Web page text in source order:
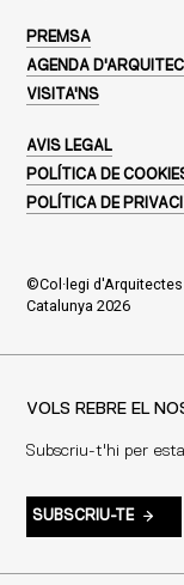
PREMSA
AGENDA
VISITA'NS
AVIS LEGAL
POLÍTICA DE
POLÍTICA DE
©Col·legi
Catalunya 2026
VOLS REBRE EL
Subscriu-t'hi per
SUBSCRIU-TE